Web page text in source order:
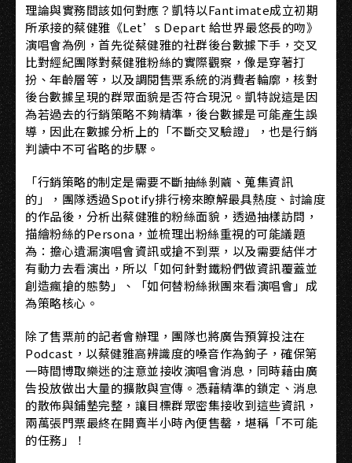
理論與實務間該如何對應？凱特以Fantimate成立初期
所承接的蔡健雅《Let’s Depart 給世界最悠長的吻》
演唱會為例，首先從蔡健雅的社群後台數據下手，交叉
比對經紀團隊對蔡健雅粉絲的實際觀察，像是穿著打
扮、年齡層等，以及調閱售票系統的消費者輪廓，核對
後台數據呈現的群眾面貌是否符合現況。凱特說這是因
為若過去的行銷策略不夠精準，後台數據是可能產生誤
導，因此在數據分析上的「不斷交叉驗證」，也是行銷
判讀中不可省略的步驟。
「行銷策略的制定是需要不斷抽絲剝繭、蒐集資訊
的」，團隊透過Spotify排行榜來瞭解最具熱度、討論度
的作品後，分析出蔡健雅的粉絲面貌，透過抽樣訪問，
描繪粉絲的Persona，並梳理出粉絲重視的可能議題
為：擔心遺漏演唱會資訊或搶不到票，以及需要結伴才
有動力去看演出，所以「如何針對鐵粉們做資訊覆蓋並
創造瘋搶的態勢」、「如何替粉絲揪團來看演唱會」成
為策略核心。
除了售票前的記者會辦理，團隊也將廣告預算投注在
Podcast，以蔡健雅高辨識度的嗓音作為鉤子，確保第
一時間博取樂迷的注意並接收演唱會消息，同時藉由廣
告投放做出大量的擴散與宣傳。憑藉精準的鎖定、消息
的散佈與鋪墊完整，讓目標群眾密集接收到這些資訊，
兩萬張門票最終在開賣半小時內便售罄，堪稱「不可能
的任務」！